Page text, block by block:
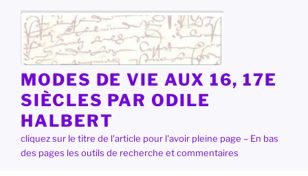
contenu
principal
MODES DE VIE AUX 16, 17E
SIÈCLES PAR ODILE
HALBERT
cliquez sur le titre de l'article pour l'avoir pleine page – En bas
des pages les outils de recherche et commentaires